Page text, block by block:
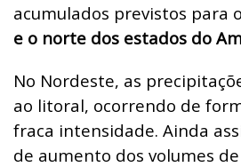
acumulados previstos para o
e o norte dos estados do
No Nordeste, as
ao litoral, ocorrendo de
fraca intensidade. Ainda
de aumento dos volumes